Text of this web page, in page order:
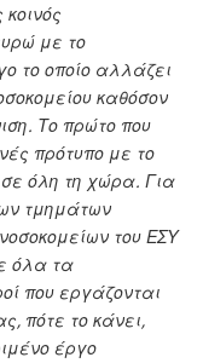
με το
το οποίο αλλάζει
καθόσον
Το πρώτο που
πρότυπο με το
όλη τη χώρα. Για
τμημάτων
του ΕΣΥ
όλα τα
που εργάζονται
πότε το κάνει,
έργο